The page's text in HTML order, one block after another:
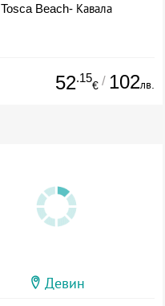
Tosca Beach- Кавала
52.15
€ / 102лв.
Девин